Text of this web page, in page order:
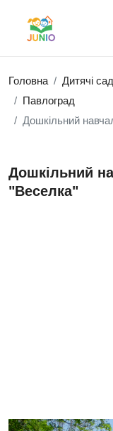
Головна Дитячі
Павлоград
Дошкільний
Дошкільний
"Веселка"